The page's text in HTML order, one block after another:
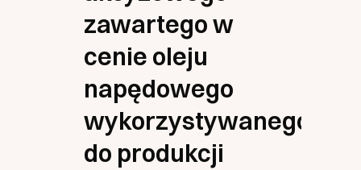
zawartego w
cenie oleju
napędowego
wykorzystywanego
do produkcji